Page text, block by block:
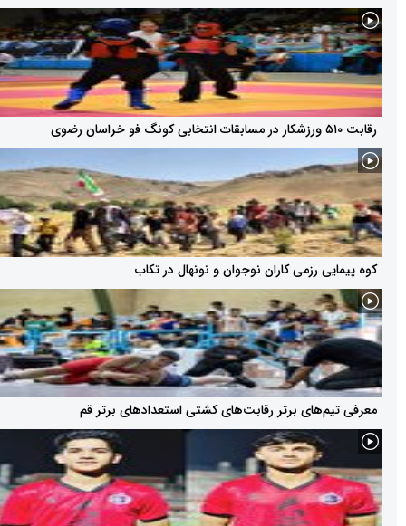
رزمی کاران نوجوان و نونهال در تکاب
برتر رقابت‌های کشتی استعداد‌های برتر قم